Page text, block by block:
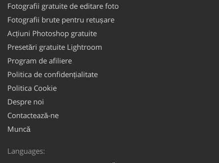
Fotografii gratuite de editare foto
Fotografii brute pentru retușare
Acțiuni Photoshop gratuite
Presetări gratuite Lightroom
Program de afiliere
Politica de confidențialitate
Politica Cookie
Despre noi
Contactează-ne
Muncă
Languages: